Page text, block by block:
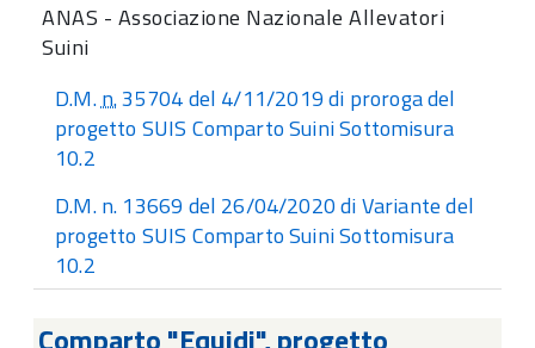
ANAS - Associazione Nazionale Allevatori
Suini
D.M.n.35704 del 4/11/2019 di proroga del
progetto SUIS Comparto Suini Sottomisura
10.2
D.M. n. 13669 del 26/04/2020 di Variante del
progetto SUIS Comparto Suini Sottomisura
10.2
Comparto "Equidi", progetto